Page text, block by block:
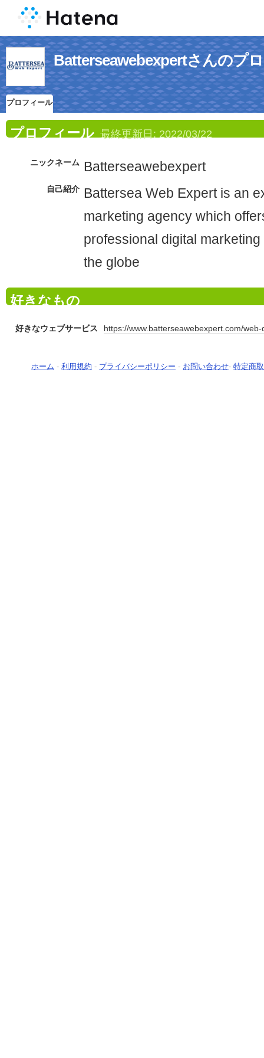
Batterseawebexpertさんのプ
プロフィール
プロフィール 最終更新日: 2022/03/22
ニックネーム Batterseawebexpert
自己紹介 Battersea Web Expert is an
marketing agency which
professional digital
the globe
好きなもの
好きなウェブサービス https://www.batterseawebexpert.com/
ホーム - 利用規約 - プライバシーポリシー - お問い合わせ- 特定商